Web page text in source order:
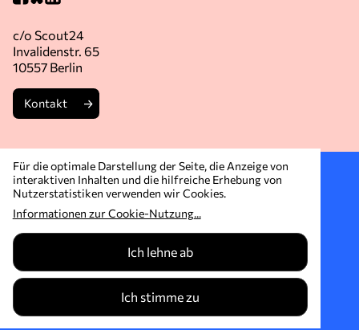
Für die optimale Darstellung der Seite, die Anzeige von
interaktiven Inhalten und die hilfreiche Erhebung von
Nutzerstatistiken verwenden wir Cookies.
Informationen zur Cookie-Nutzung...
Ich lehne ab
Ich stimme zu
c/o Scout24
Invalidenstr. 65
10557 Berlin
Kontakt
Mitmachen
Inklusion geht nicht allein
Denn Inklusion schaffen wir nur gemeinsam - und auch
du kannst einfach mal mitmachen.